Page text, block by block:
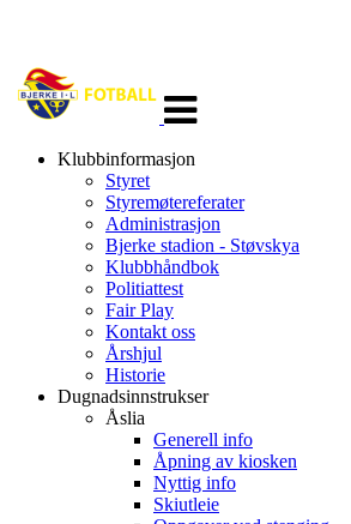
navigasjon
Klubbinformasjon
Styret
Styremøtereferater
Administrasjon
Bjerke stadion - Støvskya
Klubbhåndbok
Politiattest
Fair Play
Kontakt oss
Årshjul
Historie
Dugnadsinnstrukser
Åslia
Generell info
Åpning av kiosken
Nyttig info
Skiutleie